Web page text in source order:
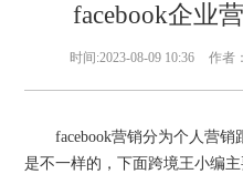
facebook企业
时间:2023-08-09 10:36 作者
facebook营销分为个人营销
是不一样的，下面跨境王小编